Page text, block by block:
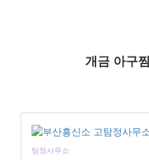
개금 아구
탐정사무소